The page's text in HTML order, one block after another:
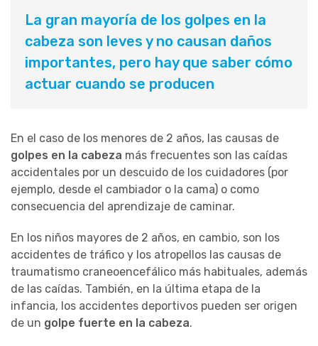
La gran mayoría de los golpes en la
cabeza son leves y no causan daños
importantes, pero hay que saber cómo
actuar cuando se producen
En el caso de los menores de 2 años, las causas de
golpes en la cabeza más frecuentes son las caídas
accidentales por un descuido de los cuidadores (por
ejemplo, desde el cambiador o la cama) o como
consecuencia del aprendizaje de caminar.
En los niños mayores de 2 años, en cambio, son los
accidentes de tráfico y los atropellos las causas de
traumatismo craneoencefálico más habituales, además
de las caídas. También, en la última etapa de la
infancia, los accidentes deportivos pueden ser origen
de un golpe fuerte en la cabeza.